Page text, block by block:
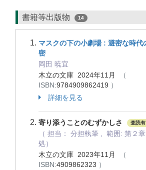
書籍等出版物 14
マスクの下の小劇場 : 避密な時代
密
岡田 暁宜
木立の文庫 2024年11月
（
ISBN:9784909862419 ）
詳細を見る
寄り添うことのむずかしさ 査読有
（ 担当： 分担執筆 , 範囲: 第２
処）
木立の文庫 2023年11月
（
ISBN:4909862323 ）